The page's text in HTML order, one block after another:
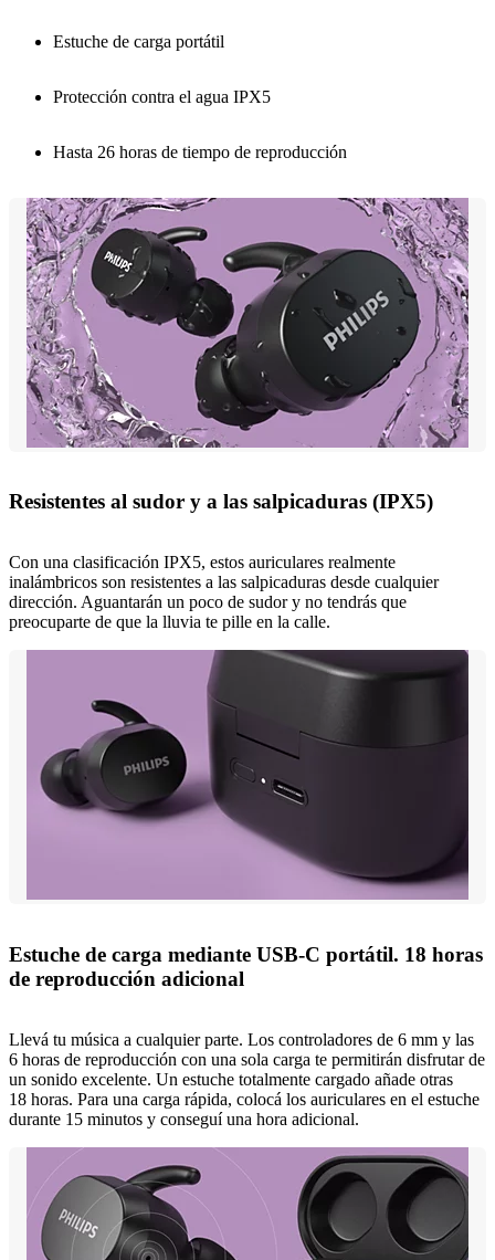
Estuche de carga portátil
Protección contra el agua IPX5
Hasta 26 horas de tiempo de reproducción
Resistentes al sudor y a las salpicaduras (IPX5)
Con una clasificación IPX5, estos auriculares realmente
inalámbricos son resistentes a las salpicaduras desde cualquier
dirección. Aguantarán un poco de sudor y no tendrás que
preocuparte de que la lluvia te pille en la calle.
Estuche de carga mediante USB-C portátil. 18 horas
de reproducción adicional
Llevá tu música a cualquier parte. Los controladores de 6 mm y las
6 horas de reproducción con una sola carga te permitirán disfrutar de
un sonido excelente. Un estuche totalmente cargado añade otras
18 horas. Para una carga rápida, colocá los auriculares en el estuche
durante 15 minutos y conseguí una hora adicional.